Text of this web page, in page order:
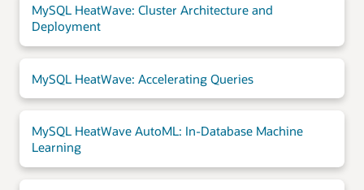
MySQL HeatWave: Cluster Architecture and
Deployment
MySQL HeatWave: Accelerating Queries
MySQL HeatWave AutoML: In-Database Machine
Learning